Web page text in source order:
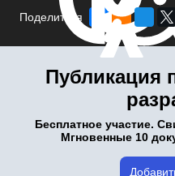
Поделиться
Публикация
Бесплатное участие.
Мгновенные 10